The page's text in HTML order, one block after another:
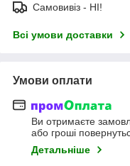
Самовивіз - НІ!
Всі умови доставки
Умови оплати
Ви отримаєте
або гроші
Детальніше